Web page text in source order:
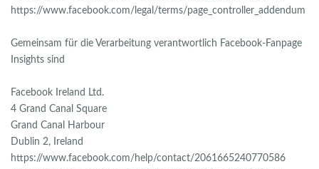
https://www.facebook.com/legal/terms/page_controller_addendum
Gemeinsam für die Verarbeitung verantwortlich Facebook-Fanpage
Insights sind
Facebook Ireland Ltd.
4 Grand Canal Square
Grand Canal Harbour
Dublin 2, Ireland
https://www.facebook.com/help/contact/2061665240770586